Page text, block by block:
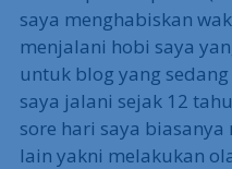
saya menghabiskan
menjalani hobi saya
untuk blog yang
saya jalani sejak 12
sore hari saya
lain yakni melakukan